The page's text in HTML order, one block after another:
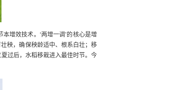
增效技术。‘两增一调’的核心是增
秧，确保秧龄适中、根系白壮；移
过后，水稻移栽进入最佳时节。今